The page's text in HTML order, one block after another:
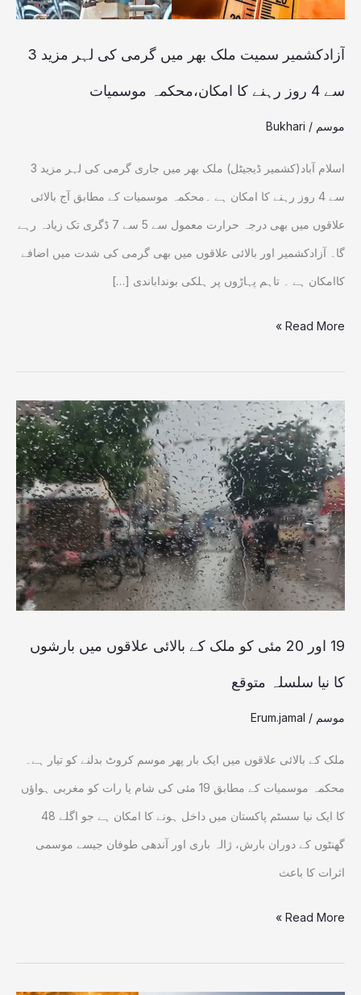
آزادکشمیر سمیت ملک بھر میں گرمی کی لہر مزید 3
سے 4 روز رہنے کا امکان،محکمہ موسمیات
موسم /
Bukhari
اسلام آباد(کشمیر ڈیجیٹل) ملک بھر میں جاری گرمی کی لہر مزید 3
سے 4 روز رہنے کا امکان ہے ۔محکمہ موسمیات کے مطابق آج بالائی
علاقوں میں بھی درجہ حرارت معمول سے 5 سے 7 ڈگری تک زیادہ رہے
گا۔ آزادکشمیر اور بالائی علاقوں میں بھی گرمی کی شدت میں اضافے
کاامکان ہے ۔ تاہم پہاڑوں پر ہلکی بونداباندی […]
مزید
3
روز
رہنے
امکان،محکمہ
موسمیات
Read More »
19 اور 20 مئی کو ملک کے بالائی علاقوں میں بارشوں
کا نیا سلسلہ متوقع
موسم /
Erum.jamal
ملک کے بالائی علاقوں میں ایک بار پھر موسم کروٹ بدلنے کو تیار ہے۔
محکمہ موسمیات کے مطابق 19 مئی کی شام یا رات کو مغربی ہواؤں
کا ایک نیا سسٹم پاکستان میں داخل ہونے کا امکان ہے جو اگلے 48
گھنٹوں کے دوران بارش، ژالہ باری اور آندھی طوفان جیسے موسمی
اثرات کا باعث
19
اور
20
مئی
کو
ملک
کے
بالائی
علاقوں
کا
نیا
سلسلہ
متوقع
Read More »